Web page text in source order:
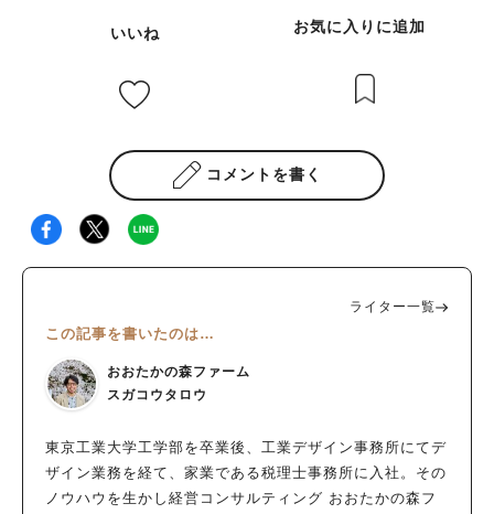
いいね お気に入りに追加
コメントを書く
ライター一覧
この記事を書いたのは…
おおたかの森ファーム
スガコウタロウ
東京工業大学工学部を卒業後、工業デザイン事務所にてデ
ザイン業務を経て、家業である税理士事務所に入社。その
ノウハウを生かし経営コンサルティング おおたかの森フ